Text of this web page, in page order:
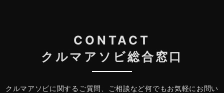
CONTACT
クルマアソビ総合窓口
クルマアソビに関するご質問、ご相談など何でもお気軽にお問い